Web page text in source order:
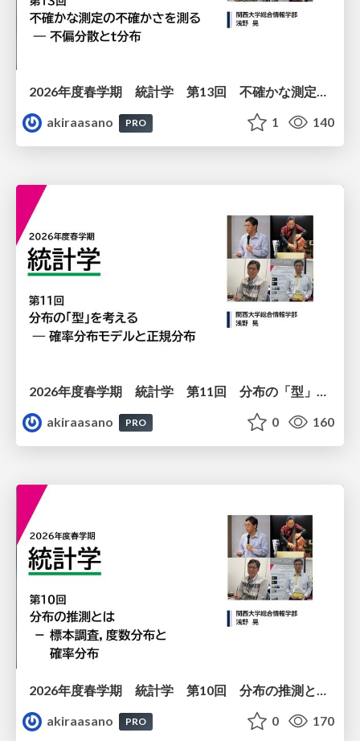
2026年度春学期 統計学 第13回 不確かな測定の不確かさを測る ― 不偏分散とt分布 (2026. 6. 25)
akiraasano
PRO 1 140
2026年度春学期 統計学 第11回 分布の「型」を考える － 確率分布モデルと正規分布 (2026. 6. 11)
akiraasano
PRO 0 160
2026年度春学期 統計学 第10回 分布の推測とは － 標本調査，度数分布と確率分布 (2026. 6. 4)
akiraasano
PRO 0 170